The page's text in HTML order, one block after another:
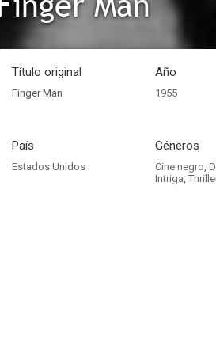
Título original
Finger Man
Año
1955
País
Estados Unidos
Géneros
Cine negro,
Intriga,